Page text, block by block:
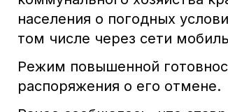
населения о погодных
том числе через сети
Режим повышенной
распоряжения о его отмене.